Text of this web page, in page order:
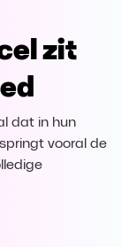
zit
dat in hun
vooral de